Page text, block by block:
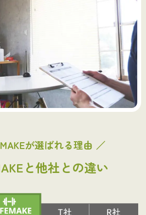
が選ばれる理由 ／
と他社との違い